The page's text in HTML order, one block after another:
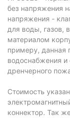
без напряжения
напряжения -
для воды, газов,
материалом
примеру, данная
водоснабжения и
дренчерного
Стоимость
коннектор. Так